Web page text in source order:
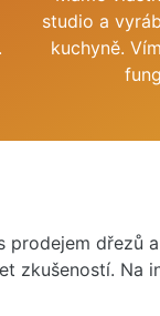
studio a
kuchyně.
prodejem dřezů
zkušeností. Na